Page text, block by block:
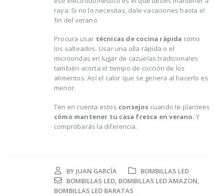
raya. Si no lo necesitas, dale vacaciones hasta el
fin del verano.
Procura usar técnicas de cocina rápida como
los salteados. Usar una olla rápida o el
microondas en lugar de cazuelas tradicionales
también acorta el tiempo de cocción de los
alimentos. Así el calor que se genera al hacerlo es
menor.
Ten en cuenta estos consejos cuando te plantees
cómo mantener tu casa fresca en verano. Y
comprobarás la diferencia.
BY JUAN GARCÍA
BOMBILLAS LED
BOMBILLAS LED, BOMBILLAS LED AMAZON,
BOMBILLAS LED BARATAS